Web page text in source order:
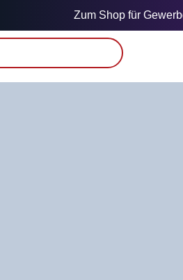
Zum Shop für